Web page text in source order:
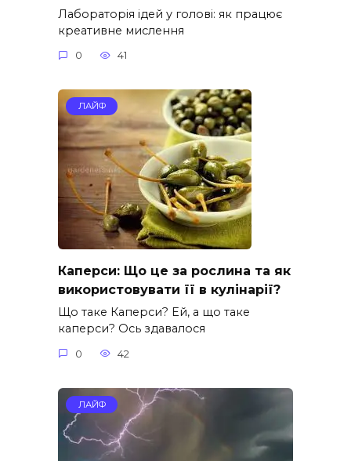
Лабораторія ідей у голові: як працює
креативне мислення
0 41
ЛАЙФ
Каперси: Що це за рослина та як
використовувати її в кулінарії?
Що таке Каперси? Ей, а що таке
каперси? Ось здавалося
0 42
ЛАЙФ